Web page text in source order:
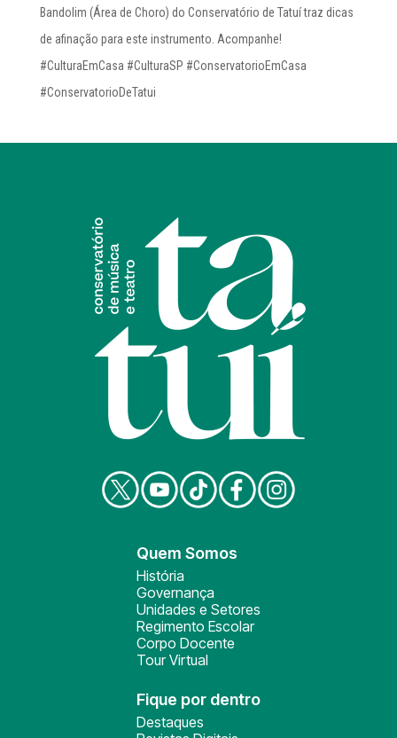
Bandolim (Área de Choro) do Conservatório de Tatuí traz dicas
de afinação para este instrumento. Acompanhe!
#CulturaEmCasa #CulturaSP #ConservatorioEmCasa
#ConservatorioDeTatui
Quem Somos
História
Governança
Unidades e Setores
Regimento Escolar
Corpo Docente
Tour Virtual
Fique por dentro
Destaques